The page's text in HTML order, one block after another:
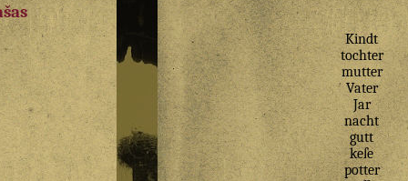
Kindt
tochter
mutter
Vater
Jar
nacht
gutt
keſe
potter